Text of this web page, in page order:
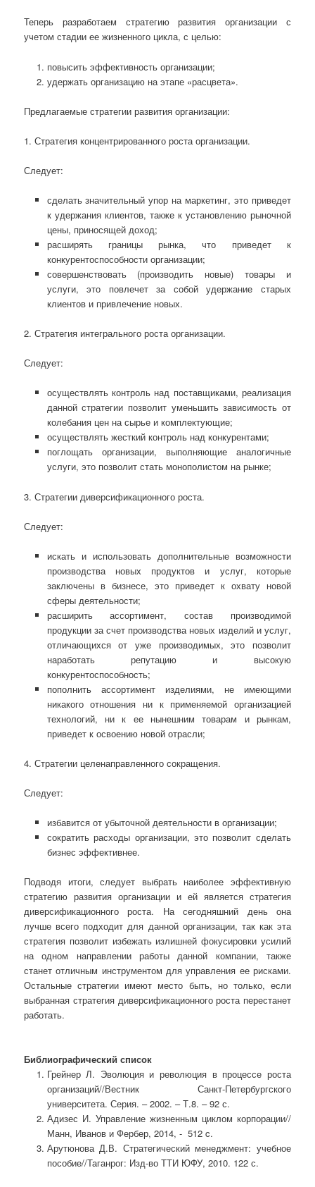
Теперь разработаем стратегию развития организации с
учетом стадии ее жизненного цикла, с целью:
повысить эффективность организации;
удержать организацию на этапе «расцвета».
Предлагаемые стратегии развития организации:
1. Стратегия концентрированного роста организации.
Следует:
сделать значительный упор на маркетинг, это приведет
к удержания клиентов, также к установлению рыночной
цены, приносящей доход;
расширять границы рынка, что приведет к
конкурентоспособности организации;
совершенствовать (производить новые) товары и
услуги, это повлечет за собой удержание старых
клиентов и привлечение новых.
2. Стратегия интегрального роста организации.
Следует:
осуществлять контроль над поставщиками, реализация
данной стратегии позволит уменьшить зависимость от
колебания цен на сырье и комплектующие;
осуществлять жесткий контроль над конкурентами;
поглощать организации, выполняющие аналогичные
услуги, это позволит стать монополистом на рынке;
3. Стратегии диверсификационного роста.
Следует:
искать и использовать дополнительные возможности
производства новых продуктов и услуг, которые
заключены в бизнесе, это приведет к охвату новой
сферы деятельности;
расширить ассортимент, состав производимой
продукции за счет производства новых изделий и услуг,
отличающихся от уже производимых, это позволит
наработать репутацию и высокую
конкурентоспособность;
пополнить ассортимент изделиями, не имеющими
никакого отношения ни к применяемой организацией
технологий, ни к ее нынешним товарам и рынкам,
приведет к освоению новой отрасли;
4. Стратегии целенаправленного сокращения.
Следует:
избавится от убыточной деятельности в организации;
сократить расходы организации, это позволит сделать
бизнес эффективнее.
Подводя итоги, следует выбрать наиболее эффективную
стратегию развития организации и ей является стратегия
диверсификационного роста. На сегодняшний день она
лучше всего подходит для данной организации, так как эта
стратегия позволит избежать излишней фокусировки усилий
на одном направлении работы данной компании, также
станет отличным инструментом для управления ее рисками.
Остальные стратегии имеют место быть, но только, если
выбранная стратегия диверсификационного роста перестанет
работать.
Библиографический список
Грейнер Л. Эволюция и революция в процессе роста
организаций//Вестник Санкт-Петербургского
университета. Серия. – 2002. – Т.8. – 92 с.
Адизес И. Управление жизненным циклом корпорации//
Манн, Иванов и Фербер, 2014, - 512 c.
Арутюнова Д.В. Стратегический менеджмент: учебное
пособие//Таганрог: Изд-во ТТИ ЮФУ, 2010. 122 с.